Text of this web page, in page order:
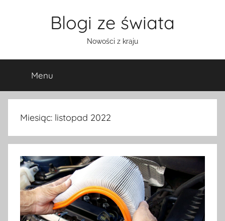
Blogi ze świata
Nowości z kraju
Menu
Miesiąc: listopad 2022